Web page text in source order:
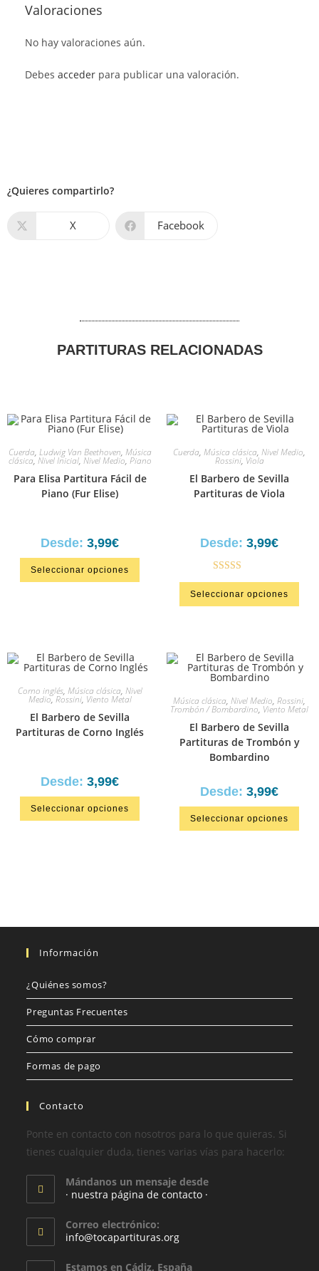
¿Quieres compartirlo?
X Facebook
Valoraciones
No hay valoraciones aún.
Debes acceder para publicar una valoración.
PARTITURAS RELACIONADAS
Cuerda, Ludwig Van Beethoven, Música
clásica,Nivel Inicial, Nivel Medio, Piano
Para Elisa Partitura Fácil de
Piano (Fur Elise)
Desde: 3,99€
Seleccionar opciones
Cuerda, Música clásica, Nivel Medio,
Rossini, Viola
El Barbero de Sevilla
Partituras de Viola
Desde: 3,99€
Valorado en
5.00de 5
Seleccionar opciones
Corno inglés, Música clásica, Nivel
Medio,Rossini, Viento Metal
El Barbero de Sevilla
Partituras de Corno Inglés
Desde: 3,99€
Seleccionar opciones
Música clásica, Nivel Medio, Rossini,
Trombón / Bombardino, Viento Metal
El Barbero de Sevilla
Partituras de Trombón y
Bombardino
Desde: 3,99€
Seleccionar opciones
Información
¿Quiénes somos?
Preguntas Frecuentes
Cómo comprar
Formas de pago
Contacto
Ponte en contacto con nosotros para lo que quieras. Si
tienes cualquier duda, tienes varias vías para hacerlo:
Mándanos un mensaje desde
· nuestra página de contacto ·
Correo electrónico:
info@tocapartituras.org
Estamos en Cádiz, España